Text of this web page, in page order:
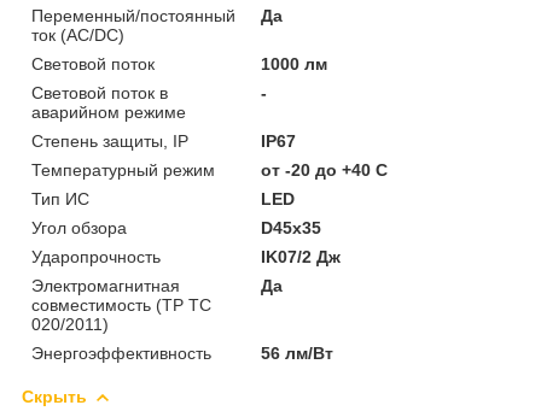
Переменный/постоянный
ток (AC/DC)
Да
Световой поток
1000 лм
Световой поток в
аварийном режиме
-
Степень защиты, IP
IP67
Температурный режим
от -20 до +40 C
Тип ИС
LED
Угол обзора
D45x35
Ударопрочность
IK07/2 Дж
Электромагнитная
совместимость (ТР ТС
020/2011)
Да
Энергоэффективность 56 лм/Вт
Скрыть